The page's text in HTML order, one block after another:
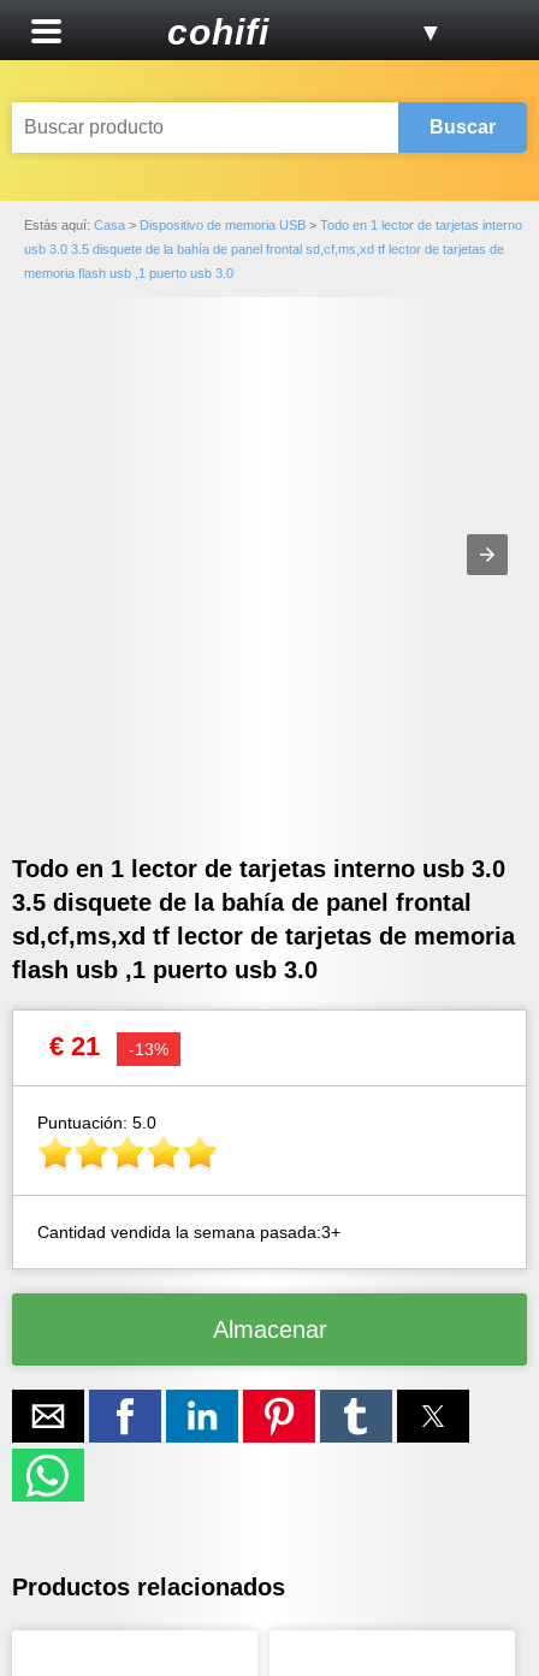
cohifi ▼
Buscar
Estás aquí: Casa > Dispositivo de memoria USB > Todo en 1 lector de tarjetas interno
usb 3.0 3.5 disquete de la bahía de panel frontal sd,cf,ms,xd tf lector de tarjetas de
memoria flash usb ,1 puerto usb 3.0
Todo en 1 lector de tarjetas interno usb 3.0
3.5 disquete de la bahía de panel frontal
sd,cf,ms,xd tf lector de tarjetas de memoria
flash usb ,1 puerto usb 3.0
€ 21 -13%
Puntuación: 5.0
Cantidad vendida la semana pasada:3+
Almacenar
Productos relacionados